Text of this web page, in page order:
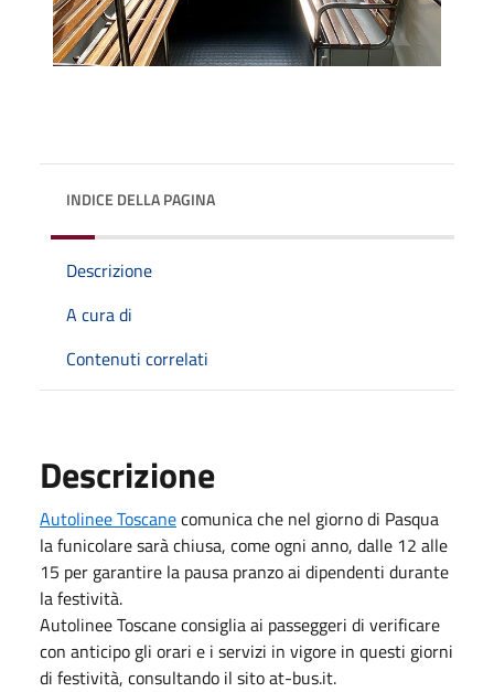
INDICE DELLA PAGINA
Descrizione
A cura di
Contenuti correlati
Descrizione
Autolinee Toscanecomunica che nel giorno di Pasqua
la funicolare sarà chiusa, come ogni anno, dalle 12 alle
15 per garantire la pausa pranzo ai dipendenti durante
la festività.
Autolinee Toscane consiglia ai passeggeri di verificare
con anticipo gli orari e i servizi in vigore in questi giorni
di festività, consultando il sito at-bus.it.